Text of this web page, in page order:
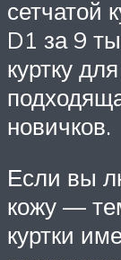
сетчатой
D1 за 9
куртку
новичков.
Если вы
кожу —
куртки